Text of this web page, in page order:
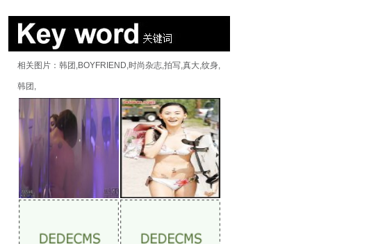
相关图片：韩团,BOYFRIEND,时尚杂志,拍写,真大,纹身,
韩团,